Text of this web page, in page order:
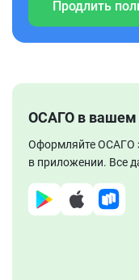
Продлить
ОСАГО в вашем
Оформляйте ОСАГО
в приложении. Все